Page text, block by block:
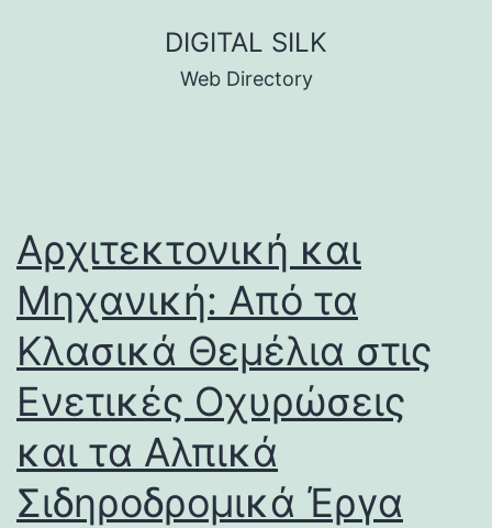
DIGITAL SILK
Web Directory
Αρχιτεκτονική και
Μηχανική: Από τα
Κλασικά Θεμέλια στις
Ενετικές Οχυρώσεις
και τα Αλπικά
Σιδηροδρομικά Έργα